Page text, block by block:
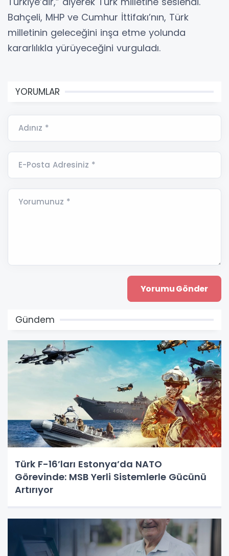
Bahçeli, MHP ve Cumhur İttifakı’nın, Türk
milletinin geleceğini inşa etme yolunda
kararlılıkla yürüyeceğini vurguladı.
YORUMLAR
Adınız *
E-Posta Adresiniz *
Yorumunuz *
Gündem
Türk F-16’ları Estonya’da NATO
Görevinde: MSB Yerli Sistemlerle Gücünü
Artırıyor